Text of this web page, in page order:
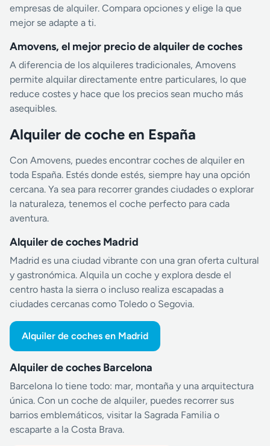
empresas de alquiler. Compara opciones y elige la que
mejor se adapte a ti.
Amovens, el mejor precio de alquiler de coches
A diferencia de los alquileres tradicionales, Amovens
permite alquilar directamente entre particulares, lo que
reduce costes y hace que los precios sean mucho más
asequibles.
Alquiler de coche en España
Con Amovens, puedes encontrar coches de alquiler en
toda España. Estés donde estés, siempre hay una opción
cercana. Ya sea para recorrer grandes ciudades o explorar
la naturaleza, tenemos el coche perfecto para cada
aventura.
Alquiler de coches Madrid
Madrid es una ciudad vibrante con una gran oferta cultural
y gastronómica. Alquila un coche y explora desde el
centro hasta la sierra o incluso realiza escapadas a
ciudades cercanas como Toledo o Segovia.
Alquiler de coches en Madrid
Alquiler de coches Barcelona
Barcelona lo tiene todo: mar, montaña y una arquitectura
única. Con un coche de alquiler, puedes recorrer sus
barrios emblemáticos, visitar la Sagrada Familia o
escaparte a la Costa Brava.